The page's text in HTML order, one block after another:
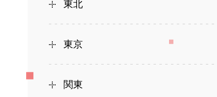
東北
東京
関東